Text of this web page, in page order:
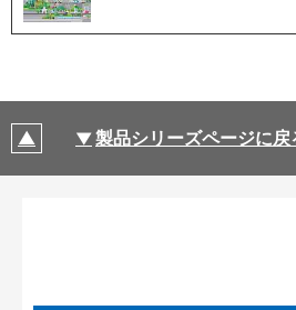
製品シリーズページに戻